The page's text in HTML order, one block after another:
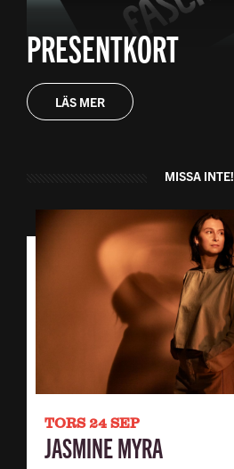
PRESENTKORT
LÄS MER
MISSA INTE!
TORS 24 SEP
JASMINE MYRA